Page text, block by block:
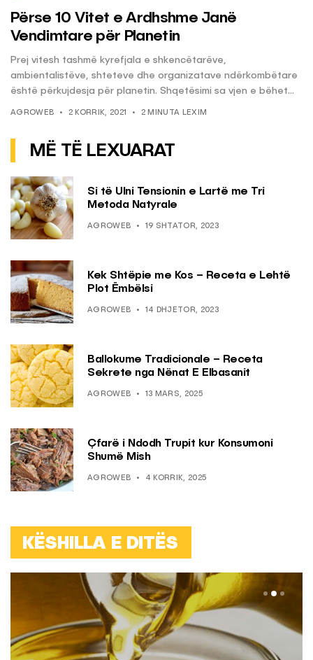
Përse 10 Vitet e Ardhshme Janë
Vendimtare për Planetin
Prej vitesh tashmë kyrefjala e shkencëtarëve,
ambientalistëve, shteteve dhe organizatave ndërkombëtare
është përkujdesja për planetin. Shqetësimi sa vjen e bëhet...
AGROWEB 2 KORRIK, 2021 2 MINUTA LEXIM
MË TË LEXUARAT
Si të Ulni Tensionin e Lartë me Tri
Metoda Natyrale
AGROWEB 19 SHTATOR, 2023
Kek Shtëpie me Kos – Receta e Lehtë
Plot Ëmbëlsi
AGROWEB 14 DHJETOR, 2023
Ballokume Tradicionale – Receta
Sekrete nga Nënat E Elbasanit
AGROWEB 13 MARS, 2025
Çfarë i Ndodh Trupit kur Konsumoni
Shumë Mish
AGROWEB 4 KORRIK, 2025
KËSHILLA E DITËS